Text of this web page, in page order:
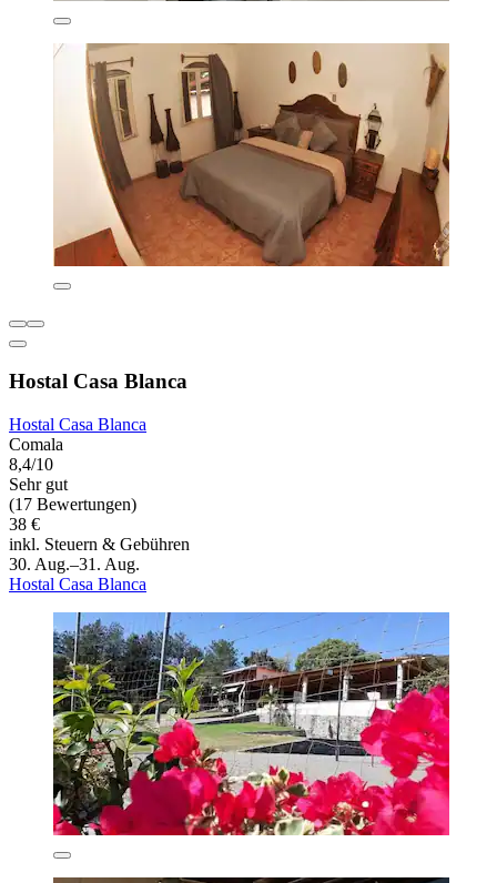
Hostal Casa Blanca
Hostal Casa Blanca
Comala
8,4/10
Sehr gut
(17 Bewertungen)
38 €
inkl. Steuern & Gebühren
30. Aug.–31. Aug.
Hostal Casa Blanca